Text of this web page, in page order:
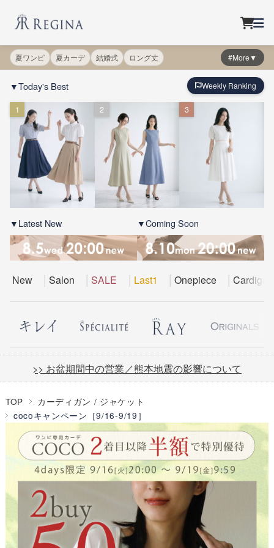
夏ワンピ 夏カーデ 結婚式 ロング丈 #More▼
▼Today's Best Weekly Ranking
1 2 3
▼Latest New ▼Coming Soon
New Salon SALE Last1 Onepiece Cardigan
>> お盆期間中の営業／熊本地震の影響について
TOP
カーディガン / ジャケット
cocoキャンペーン［9/16-9/19］